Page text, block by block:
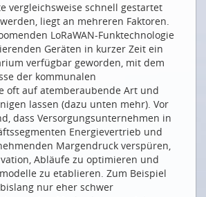
Welt – vernetzt und angreifbar
vergleichsweise schnell gestartet
liegt an mehreren Faktoren.
LoRaWAN-Funktechnologie
Geräten in kurzer Zeit ein
verfügbar geworden, mit dem
der kommunalen
oft auf atemberaubende Art und
lassen (dazu unten mehr). Vor
dass Versorgungsunternehmen in
Energievertrieb und
Margendruck verspüren,
Abläufe zu optimieren und
zu etablieren. Zum Beispiel
nur eher schwer